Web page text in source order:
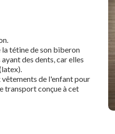
la tétine de son biberon
des dents, car elles
de l'enfant pour
transport conçue à cet